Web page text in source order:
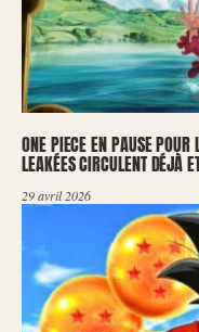
ONE PIECE EN PAUSE
LEAKÉES CIRCULENT DÉJÀ
29 avril 2026